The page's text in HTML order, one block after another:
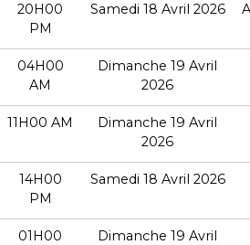
20H00
PM
Samedi 18 Avril 2026
04H00
AM
Dimanche 19 Avril
2026
11H00 AM
Dimanche 19 Avril
2026
14H00
PM
Samedi 18 Avril 2026
01H00
Dimanche 19 Avril